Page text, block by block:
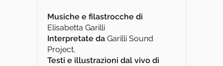
Musiche e filastrocche di
Elisabetta Garilli
Interpretate da Garilli Sound
Project,
Testi e illustrazioni dal vivo di